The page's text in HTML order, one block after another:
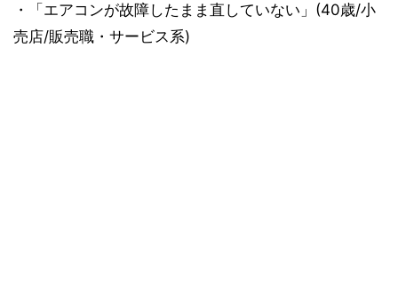
・「エアコンが故障したまま直していない」(40歳/小
売店/販売職・サービス系)